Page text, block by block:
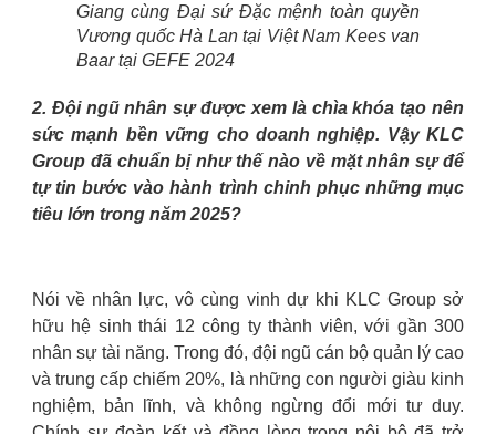
Giang cùng Đại sứ Đặc mệnh toàn quyền
Vương quốc Hà Lan tại Việt Nam Kees van
Baar tại GEFE 2024
2. Đội ngũ nhân sự được xem là chìa khóa tạo nên
sức mạnh bền vững cho doanh nghiệp. Vậy KLC
Group đã chuẩn bị như thế nào về mặt nhân sự để
tự tin bước vào hành trình chinh phục những mục
tiêu lớn trong năm 2025?
Nói về nhân lực, vô cùng vinh dự khi KLC Group sở
hữu hệ sinh thái 12 công ty thành viên, với gần 300
nhân sự tài năng. Trong đó, đội ngũ cán bộ quản lý cao
và trung cấp chiếm 20%, là những con người giàu kinh
nghiệm, bản lĩnh, và không ngừng đổi mới tư duy.